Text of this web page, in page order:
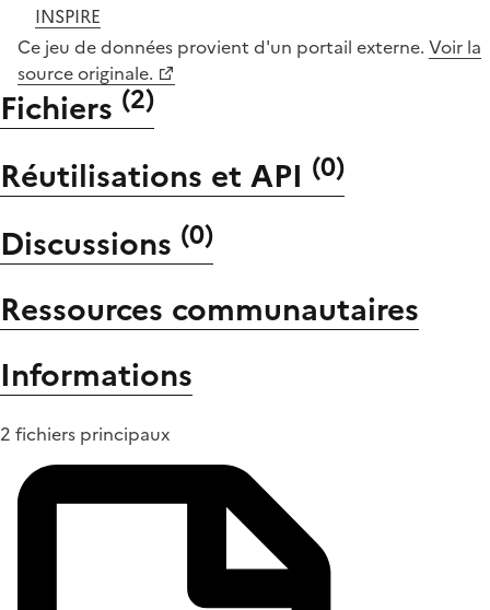
INSPIRE
Ce jeu de données provient d'un portail externe. Voir la
source originale.
Fichiers (2)
Réutilisations et API (0)
Discussions (0)
Ressources communautaires
Informations
2 fichiers principaux